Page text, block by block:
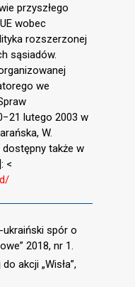
przyszłego
wobec
rozszerzonej
sąsiadów.
we
lutego 2003 w
W.
dostępny także w
<
ukraiński spór o
2018, nr 1.
akcji „Wisła”,